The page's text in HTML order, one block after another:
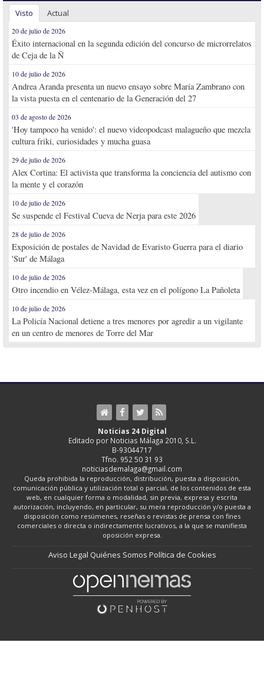
Visto Actual
20 de julio de 2026
Éxito internacional en la segunda edición del concurso de microrrelatos
de Ceja de la Ñ
10 de julio de 2026
Andrea Aranda presenta un nuevo ensayo sobre María Zambrano con
la vista puesta en el centenario de la Generación del 27
03 de agosto de 2026
'Hoy tampoco ha venido': el nuevo videopodcast malagueño que mezcla
cultura friki, curiosidades y mucha guasa
29 de julio de 2026
Alex Cortina: El activista que transforma la conciencia del autismo con
la mente y el corazón
10 de julio de 2026
Se suspende el Festival Cueva de Nerja para este 2026
28 de julio de 2026
Exposición de postales de Navidad de Evaristo Guerra para el diario
'Sur' de Málaga
10 de julio de 2026
Otro incendio en Vélez-Málaga, esta vez en el polígono La Pañoleta
10 de julio de 2026
La Policía Nacional detiene a tres menores por agredir a un vigilante
en un centro de menores de Torre del Mar
Noticias 24 Digital
Editado por Noticias Málaga 2010, S.L.
B-93044717
Tfno. 952 50 31 93
noticiasdemalaga@gmail.com
Queda prohibida la reproducción, distribución, puesta a disposición,
comunicación pública y utilización total o parcial, de los contenidos de esta
web, en cualquier forma o modalidad, sin previa, expresa y escrita
autorización, incluyendo, en particular, su mera reproducción y/o puesta a
disposición como resúmenes, reseñas o revistas de prensa con fines
comerciales o directa o indirectamente lucrativos, a la que se manifiesta
oposición expresa.
Aviso Legal Quiénes Somos Política de Cookies